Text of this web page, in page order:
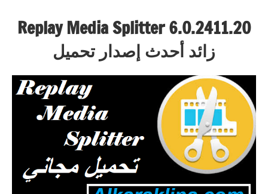
Replay Media Splitter 6.0.2411.20
زائد أحدث إصدار تحميل